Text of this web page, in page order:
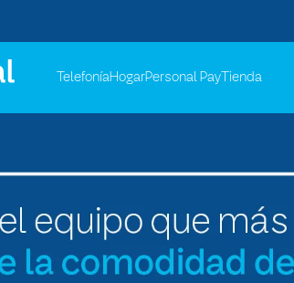
TelefoníaHogarPersonal Pay Tienda